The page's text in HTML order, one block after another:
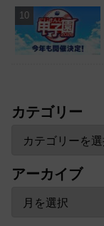
カテゴリー
アーカイブ